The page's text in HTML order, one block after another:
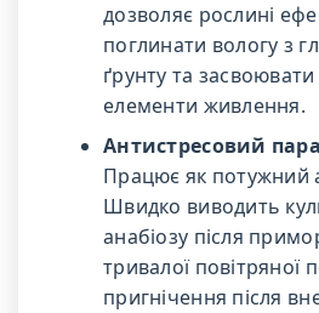
дозволяє рослині
поглинати вологу з
ґрунту та
елементи живлення.
Антистресовий
Працює як потужний
Швидко виводить
анабіозу після
тривалої повітряної
пригнічення після